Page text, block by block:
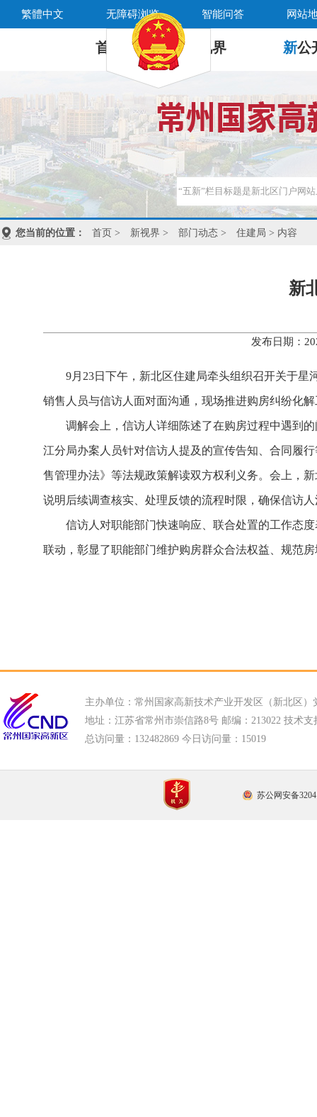
繁體中文 无障碍浏览 智能问答 网站
首 页 新 视界 新公
您当前的位置： 首页 > 新视界 > 部门动态 > 住建局 > 内容
新
发布日期：
9月23日下午，新北区住建局牵头组织召开关于
销售人员与信访人面对面沟通，现场推进购房纠纷化
调解会上，信访人详细陈述了在购房过程中遇到
江分局办案人员针对信访人提及的宣传告知、合同履
售管理办法》等法规政策解读双方权利义务。会上，
说明后续调查核实、处理反馈的流程时限，确保信访
信访人对职能部门快速响应、联合处置的工作态
联动，彰显了职能部门维护购房群众合法权益、规范
主办单位：常州国家高新技术产业开发区（新北区）
地址：江苏省常州市崇信路8号 邮编：213022 技术支
总访问量： 132482869 今日访问量： 15019
苏公网安备